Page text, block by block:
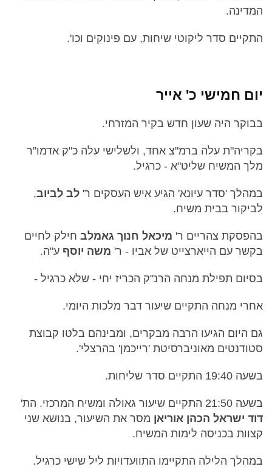
המדינה.
התקיים סדר ליקוטי שיחות, עם פינוקים וכו'.
יום חמישי כ' אייר
בבוקר היה שעון חדש בקיר המזרחי.
בקריה"ת עלה ברמ"צ אחד, ולשלישי עלה כ"ק אדמו"ר
מלך המשיח שליט"א - כרגיל.
במהלך 'סדר עיונא' הגיע איש העסקים ר' לב לביוב,
לביקור בבית משיח.
בהפסקת צהריים ר' מיכאל חנוך גאמלב חילק לחיים
בקשר עם הייארצייט של אביו - ר' משה יוסף ע"ה.
בסיום תפילת מנחה הרנ"ק הכריז יחי - שלא כרגיל -
אחרי מנחה התקיים שיעור דבר מלכות היומי.
גם היום הגיעו הרבה מבקרים, ומבינהם בלטו קבוצת
סטודנטים מאוניברסיטת 'רייכמן' בהרצלי'.
בשעה 19:40 התקיים סדר שליחות.
בשעה 21:50 התקיים שיעור גאולה ומשיח המרכזי. הת'
דוד ישראל הכהן אוריאן מסר את השיעור, בנושא שני
קצוות בכניסה לימות המשיח.
במהלך הלילה התקיימו התוועדויות ליל שישי כרגיל.